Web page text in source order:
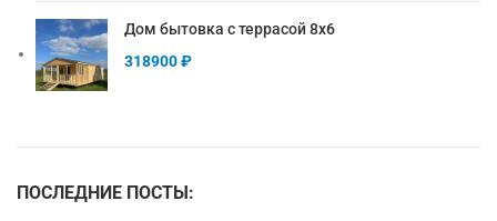
Дом бытовка с террасой 8х6
318900₽
ПОСЛЕДНИЕ ПОСТЫ: